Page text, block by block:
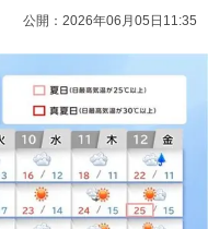
公開：2026年06月05日11:35